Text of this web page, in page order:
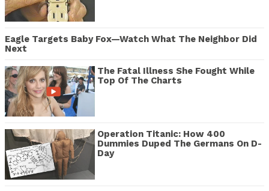
Eagle Targets Baby Fox—Watch What The Neighbor Did
Next
The Fatal Illness She Fought While
Top Of The Charts
Operation Titanic: How 400
Dummies Duped The Germans On D-
Day